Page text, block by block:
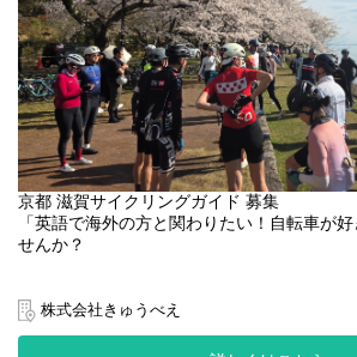
京都 滋賀サイクリングガイド 募集
「英語で海外の方と関わりたい！自転車が
せんか？
リングガイドを募集しています。
海外からのお客様が多く、英語を使いながら
株式会社きゅうべえ